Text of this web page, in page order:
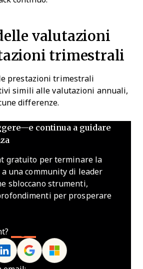
valutazioni
trimestrali
prestazioni trimestrali
simili alle valutazioni annuali,
differenze.
continua a guidare
gratuito per terminare la
una community di leader
sbloccano strumenti,
per prosperare